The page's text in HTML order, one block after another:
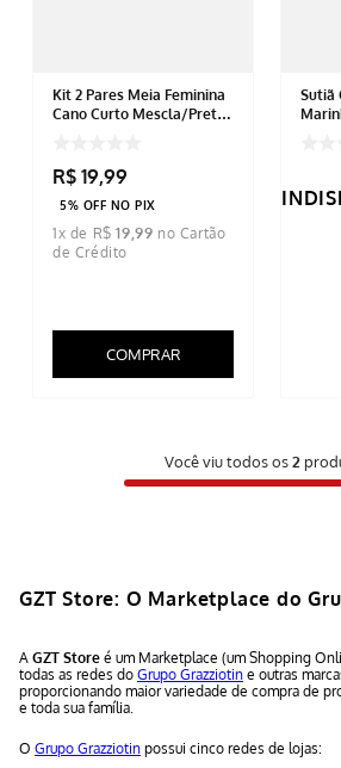
Kit 2 Pares Meia Feminina
Cano Curto Mescla/Preta
R$ 19,99
5% OFF NO PIX
1x de R$ 19,99
COMPRAR
Sutiã
Você viu todos os2
GZT Store: O Marketplace do
A GZT Store é um Marketplace (um Shopping
todas as redes do Grupo Grazziotin e outras
proporcionando maior variedade de compra de
e toda sua família.
O Grupo Grazziotin possui cinco redes de lojas: